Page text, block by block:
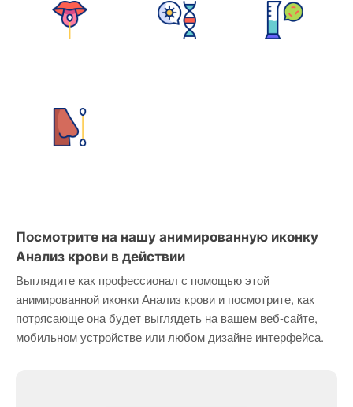
Посмотрите на нашу анимированную иконку
Анализ крови в действии
Выглядите как профессионал с помощью этой
анимированной иконки Анализ крови и посмотрите, как
потрясающе она будет выглядеть на вашем веб-сайте,
мобильном устройстве или любом дизайне интерфейса.